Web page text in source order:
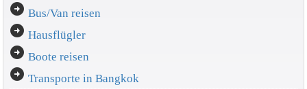
arrow_circle_right Bus/Van reisen
arrow_circle_right Hausflügler
arrow_circle_right Boote reisen
arrow_circle_right Transporte in Bangkok